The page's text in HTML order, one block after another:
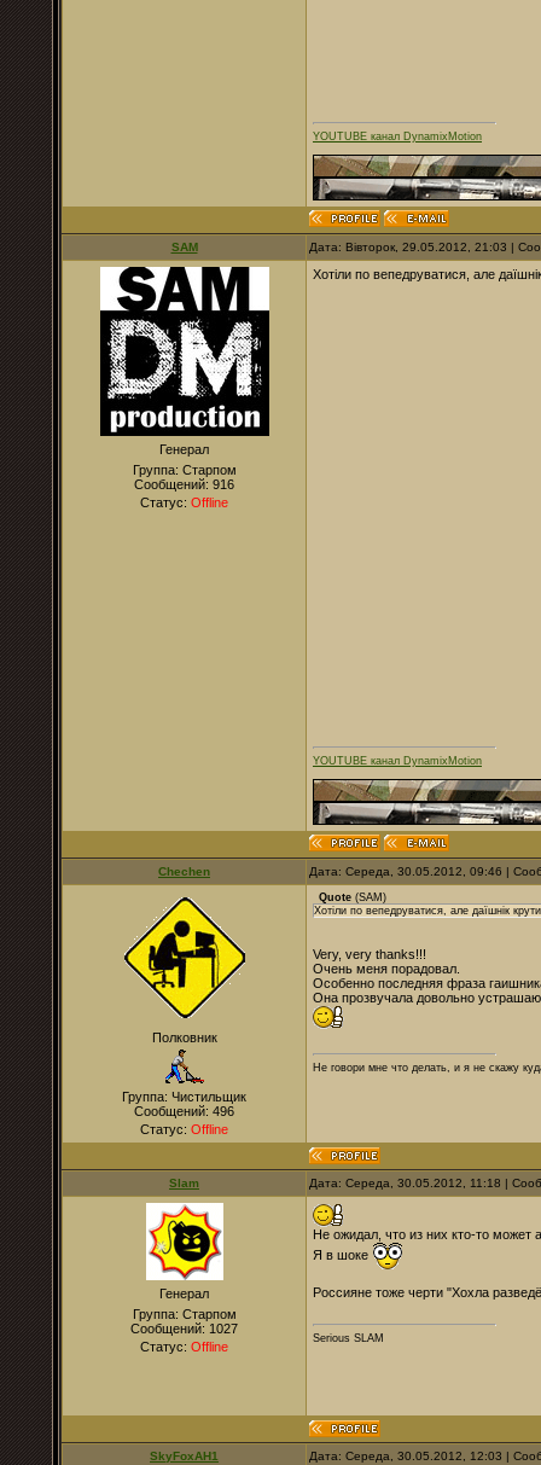
YOUTUBE канал DynamixMotion
SAM Дата: Вівторок, 29.05.2012, 21:03 |
Генерал
Группа: Старпом
Сообщений: 916
Статус: Offline
Хотіли по вепедруватися, але
YOUTUBE канал DynamixMotion
Chechen Дата: Середа, 30.05.2012, 09:46 |
Полковник
Группа: Чистильщик
Сообщений: 496
Статус: Offline
Quote (SAM )
Хотіли по вепедруватися, але даїшнік
Very, very thanks!!!
Очень меня порадовал.
Особенно последняя фраза
Она прозвучала довольно
Не говори мне что делать, и я не скажу
Slam Дата: Середа, 30.05.2012, 11:18 |
Генерал
Группа: Старпом
Сообщений: 1027
Статус: Offline
Не ожидал, что из них кто-то может
Я в шоке
Россияне тоже черти "Хохла
Serious SLAM
SkyFoxAH1 Дата: Середа, 30.05.2012, 12:03 |